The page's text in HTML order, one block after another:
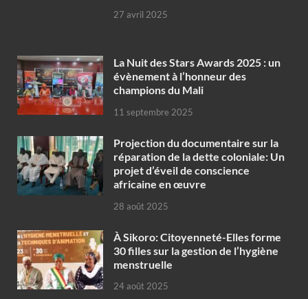
27 avril 2025
‎La Nuit des Stars Awards 2025 : un
évènement à l’honneur des
champions du Mali
11 septembre 2025
Projection du documentaire sur la
réparation de la dette coloniale: Un
projet d’éveil de conscience
africaine en œuvre‎
28 août 2025
À Sikoro: Citoyenneté-Elles forme
30 filles sur la gestion de l’hygiène
menstruelle
24 août 2025